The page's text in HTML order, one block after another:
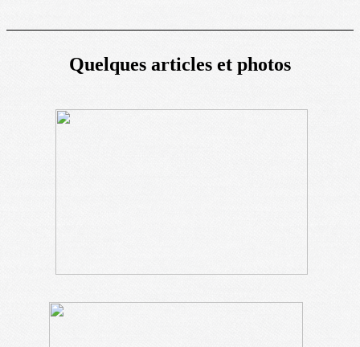
Quelques articles et photos